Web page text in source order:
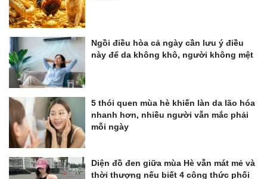
Ngồi điều hòa cả ngày cần lưu ý điều
này để da không khô, người không mệt
5 thói quen mùa hè khiến làn da lão hóa
nhanh hơn, nhiều người vẫn mắc phải
mỗi ngày
Diện đồ đen giữa mùa Hè vẫn mát mẻ và
thời thượng nếu biết 4 công thức phối